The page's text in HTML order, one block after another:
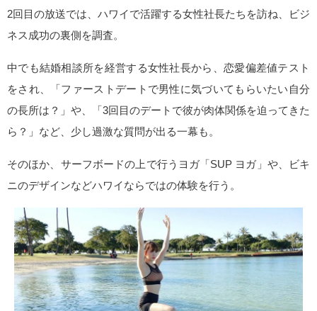
2回目の放送では、ハワイで活躍する女性社長たちを訪ね、ビジ
ネス成功の裏側を調査。
中でも結婚相談所を経営する女性社長から、恋愛偏差値テスト
をされ、「ファーストデートで男性に気づいてもらいたい自分
の長所は？」や、「3回目のデートで彼が肉体関係を迫ってきた
ら？」など、少し過激な質問が出る一幕も。
そのほか、サーフボードの上で行うヨガ「SUP ヨガ」や、ビキ
ニのデザインなどハワイならではの体験を行う。